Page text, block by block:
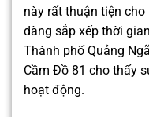
này rất thuận tiện
dàng sắp xếp thời
Thành phố Quảng
Cầm Đồ 81 cho thấy
hoạt động.